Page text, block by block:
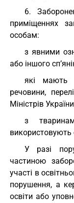
6.
приміщеннях
особам:
з явними
або іншого
які мають
речовини,
Міністрів
з
використовують
У разі
частиною
участі в
порушення, а
освіти або